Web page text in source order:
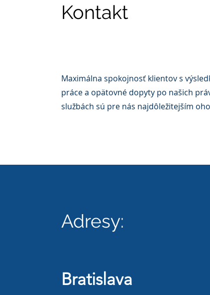
Kontakt
Maximálna spokojnosť klientov s
práce a opätovné dopyty po našich
službách sú pre nás najdôležitejším
Adresy:
Bratislava